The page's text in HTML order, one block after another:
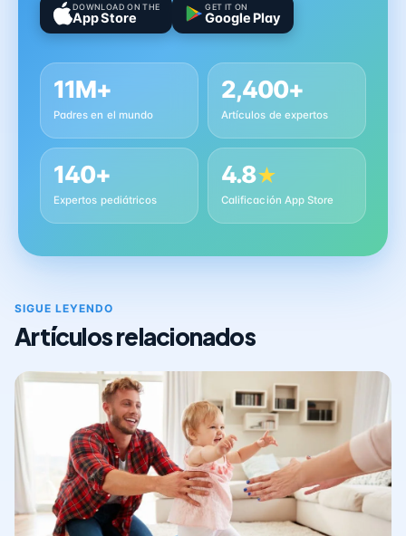
DOWNLOAD ON THE
App Store
GET IT ON
Google Play
11M+
Padres en el mundo
2,400+
Artículos de expertos
140+
Expertos pediátricos
4.8★
Calificación App Store
SIGUE LEYENDO
Artículos relacionados